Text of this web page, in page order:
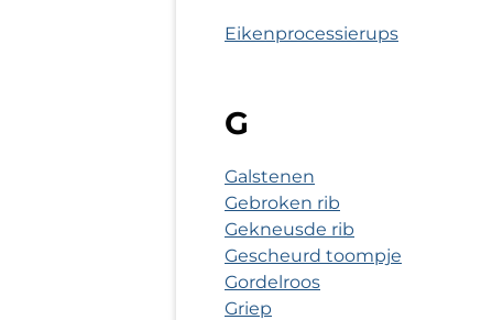
Eikenprocessierups
G
Galstenen
Gebroken rib
Gekneusde rib
Gescheurd toompje
Gordelroos
Griep